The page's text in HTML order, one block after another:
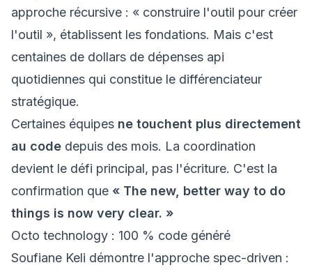
approche récursive : « construire l'outil pour créer
l'outil », établissent les fondations. Mais c'est
centaines de dollars de dépenses api
quotidiennes qui constitue le différenciateur
stratégique.
Certaines équipes ne touchent plus directement
au code depuis des mois. La coordination
devient le défi principal, pas l'écriture. C'est la
confirmation que « The new, better way to do
things is now very clear. »
Octo technology : 100 % code généré
Soufiane Keli démontre l'approche spec-driven :